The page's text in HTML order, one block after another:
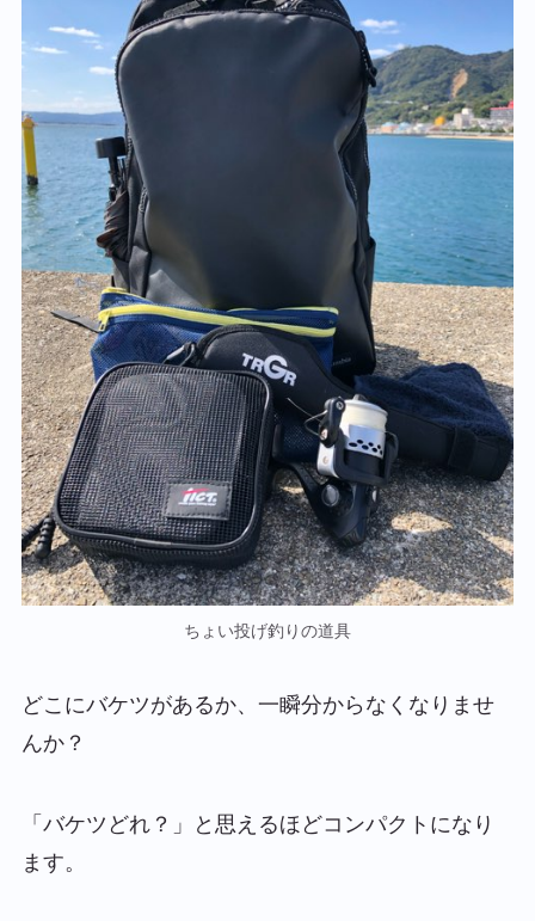
ちょい投げ釣りの道具
どこにバケツがあるか、一瞬分からなくなりませ
んか？
「バケツどれ？」と思えるほどコンパクトになり
ます。